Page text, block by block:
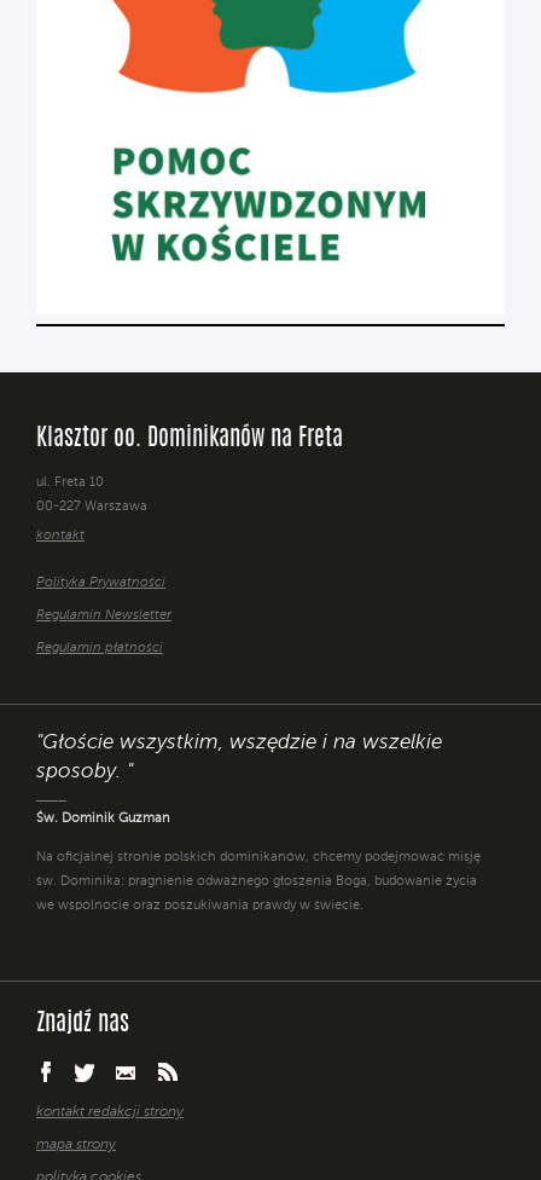
Klasztor oo. Dominikanów na Freta
ul. Freta 10
00-227 Warszawa
kontakt
Polityka Prywatności
Regulamin Newsletter
Regulamin płatności
"Głoście wszystkim, wszędzie i na wszelkie
sposoby. "
Św. Dominik Guzman
Na oficjalnej stronie polskich dominikanów, chcemy podejmować misję
św. Dominika: pragnienie odważnego głoszenia Boga, budowanie życia
we wspólnocie oraz poszukiwania prawdy w świecie.
Znajdź nas
kontakt redakcji strony
mapa strony